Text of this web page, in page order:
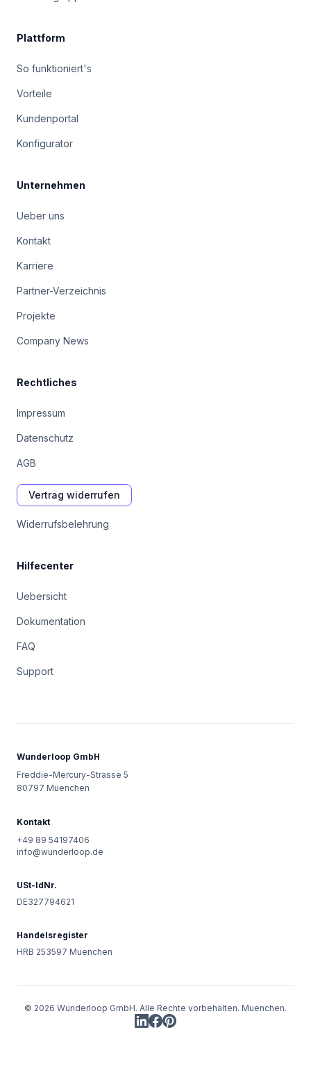
Plattform
So funktioniert's
Vorteile
Kundenportal
Konfigurator
Unternehmen
Ueber uns
Kontakt
Karriere
Partner-Verzeichnis
Projekte
Company News
Rechtliches
Impressum
Datenschutz
AGB
Vertrag widerrufen
Widerrufsbelehrung
Hilfecenter
Uebersicht
Dokumentation
FAQ
Support
Wunderloop GmbH
Freddie-Mercury-Strasse 5
80797 Muenchen
Kontakt
+49 89 54197406
info@wunderloop.de
USt-IdNr.
DE327794621
Handelsregister
HRB 253597 Muenchen
© 2026 Wunderloop GmbH. Alle Rechte vorbehalten. Muenchen.